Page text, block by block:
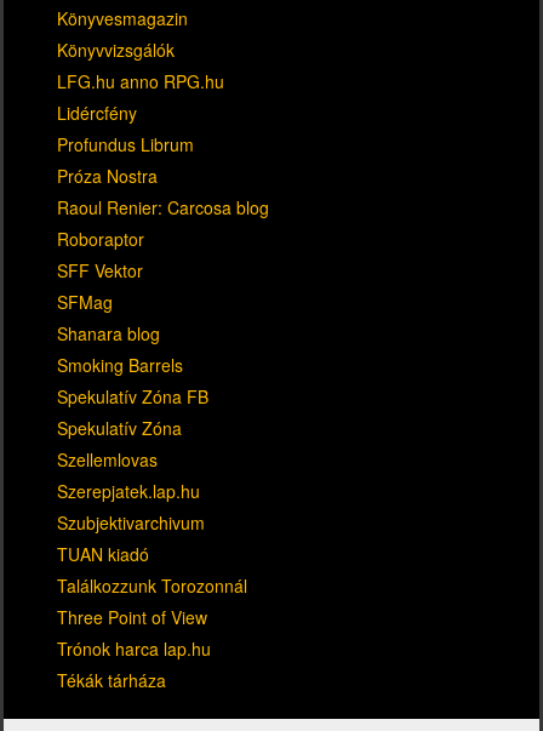
Könyvesmagazin
Könyvvizsgálók
LFG.hu anno RPG.hu
Lidércfény
Profundus Librum
Próza Nostra
Raoul Renier: Carcosa blog
Roboraptor
SFF Vektor
SFMag
Shanara blog
Smoking Barrels
Spekulatív Zóna FB
Spekulatív Zóna
Szellemlovas
Szerepjatek.lap.hu
Szubjektivarchivum
TUAN kiadó
Találkozzunk Torozonnál
Three Point of View
Trónok harca lap.hu
Tékák tárháza